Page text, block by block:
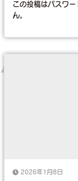
この投稿はパスワ
ん。
2026年1月8日